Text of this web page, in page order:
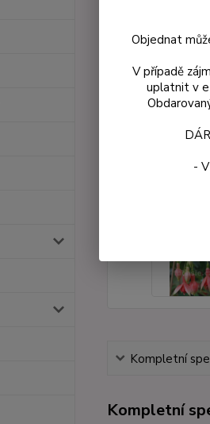
Kompletní
Kompletní
Objednat
V případě
uplatnit v
-